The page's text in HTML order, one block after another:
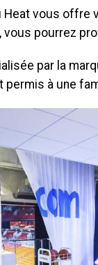
Heat vous offre
vous pourrez
par la
permis à une